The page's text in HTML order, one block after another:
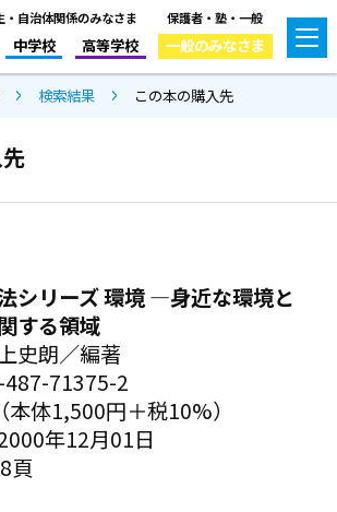
・自治体関係のみなさま
中学校 高等学校
保護者・塾・一般
一般のみなさま
検索結果 この本の購入先
シリーズ 環境 ―身近な環境と
する領域
史朗／編著
71375-2
体1,500円＋税10%）
年12月01日
頁